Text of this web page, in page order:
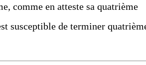
comme en atteste sa quatrième
susceptible de terminer